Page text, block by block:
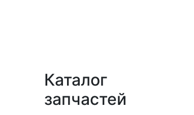
Каталог
запчастей